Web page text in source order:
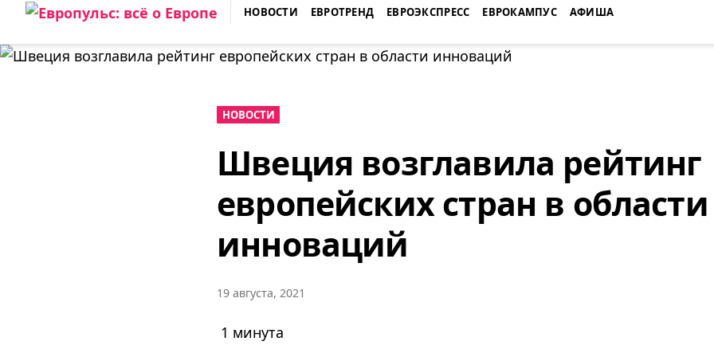
Skip
content
ЕВРОПУЛЬС: ВСЁ О ЕВРОПЕ
НОВОСТИ ЕВРОТРЕНД ЕВРОЭКСПРЕСС ЕВРОКАМПУС АФИША
НОВОСТИ
Швеция возглавила рейтинг
европейских стран в области
инноваций
19 августа, 2021
1 минута